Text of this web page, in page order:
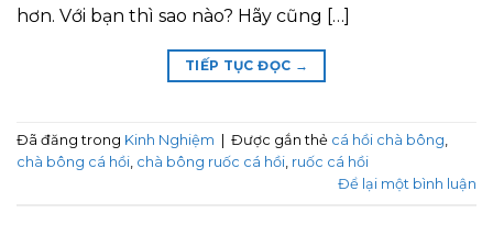
hơn. Với bạn thì sao nào? Hãy cũng […]
TIẾP TỤC ĐỌC →
Đã đăng trong Kinh Nghiệm Được gắn thẻ cá hồi chà bông,
chà bông cá hồi, chà bông ruốc cá hồi, ruốc cá hồi
Để lại một bình luận